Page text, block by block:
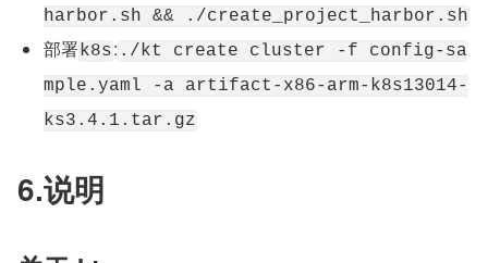
harbor.sh && ./create_project_harbor.sh
部署k8s: ./kt create cluster -f config-sa
mple.yaml -a artifact-x86-arm-k8s13014-
ks3.4.1.tar.gz
6.说明